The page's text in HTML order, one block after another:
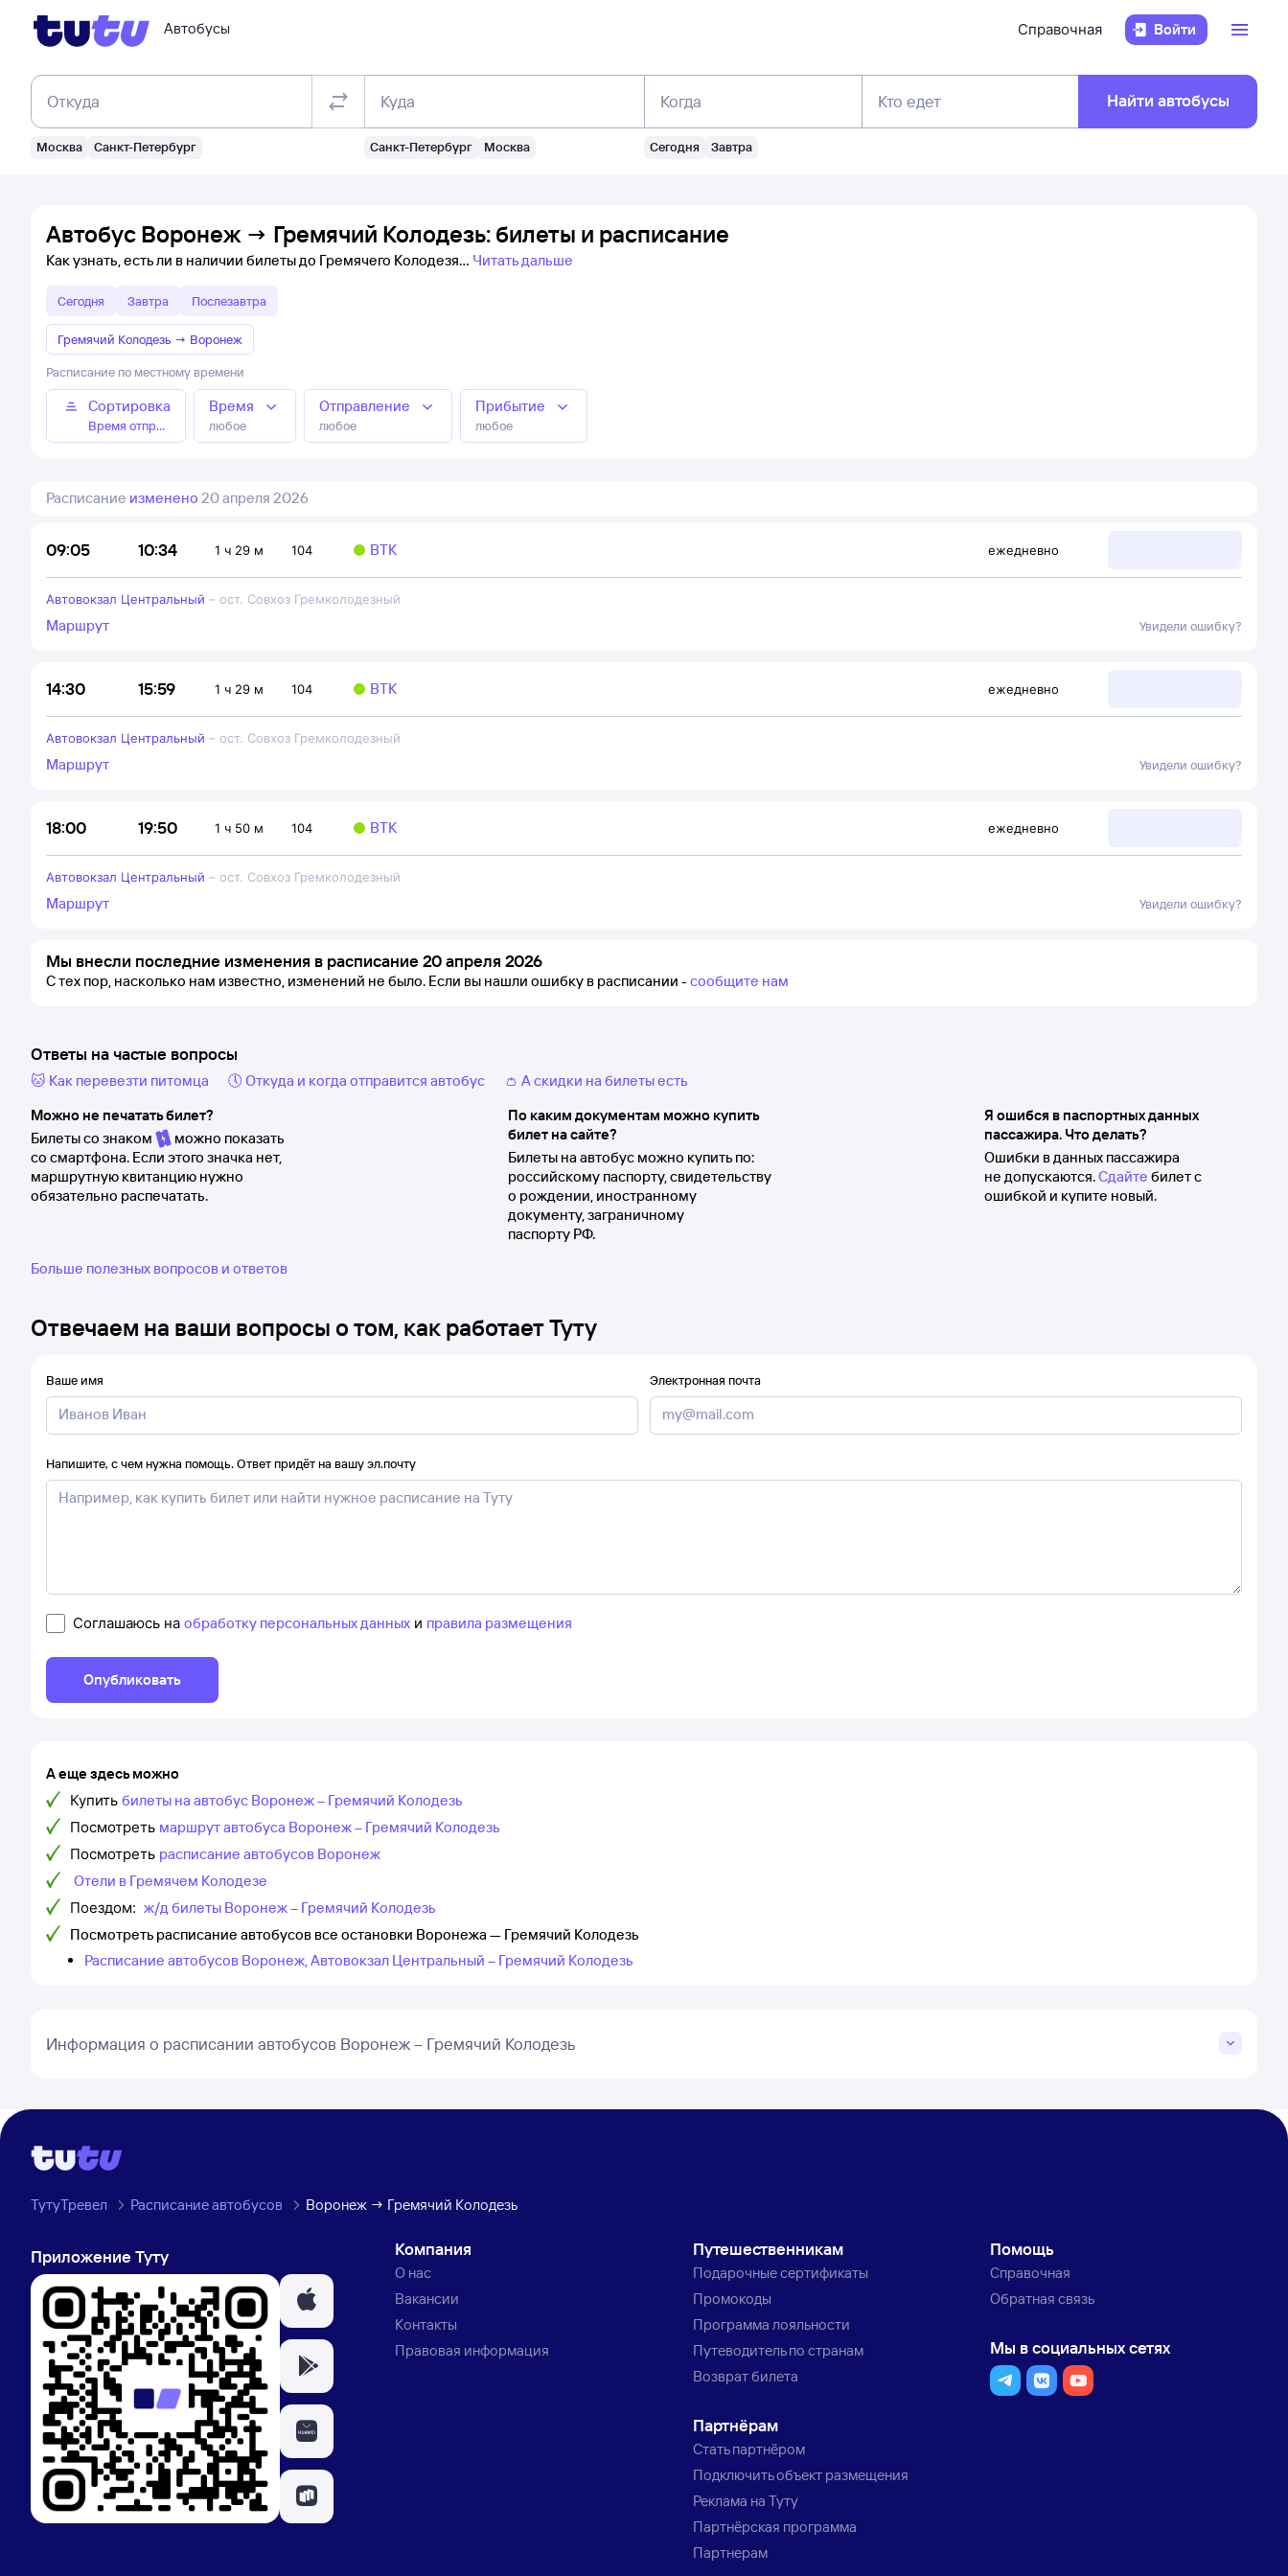
Автобусы Справочная Войти
Откуда
Москва Санкт-Петербург
Куда
Санкт-Петербург Москва
Когда
Сегодня Завтра
Кто едет Найти автобусы
Автобус Воронеж → Гремячий Колодезь: билеты и расписание
Как узнать, есть ли в наличии билеты до Гремячего Колодезя Читать дальше
Сегодня Завтра Послезавтра
Гремячий Колодезь → Воронеж
Расписание по местному времени
Сортировка
Время отправления
Время
любое
Отправление
любое
Прибытие
любое
Расписание изменено 20 апреля 2026
09:05 10:34 1 ч 29 м 104 ВТК ежедневно
Автовокзал Центральный – ост. Совхоз Гремколодезный
Маршрут Увидели ошибку?
14:30 15:59 1 ч 29 м 104 ВТК ежедневно
Автовокзал Центральный – ост. Совхоз Гремколодезный
Маршрут Увидели ошибку?
18:00 19:50 1 ч 50 м 104 ВТК ежедневно
Автовокзал Центральный – ост. Совхоз Гремколодезный
Маршрут Увидели ошибку?
Мы внесли последние изменения в расписание 20 апреля 2026
С тех пор, насколько нам известно, изменений не было. Если вы нашли ошибку в расписании -сообщите нам
Ответы на частые вопросы
🐱 Как перевезти питомца 🕔 Откуда и когда отправится автобус
👛 А скидки на билеты есть
Можно не печатать билет?
Билеты со знаком
можно показать
со смартфона. Если этого значка нет,
маршрутную квитанцию нужно
обязательно распечатать.
По каким документам можно купить
билет на сайте?
Билеты на автобус можно купить по:
российскому паспорту, свидетельству
о рождении, иностранному
документу, заграничному
паспорту РФ.
Я ошибся в паспортных данных
пассажира. Что делать?
Ошибки в данных пассажира
не допускаются.Сдайте билет с
ошибкой и купите новый.
Больше полезных вопросов и ответов
Отвечаем на ваши вопросы о том, как работает Туту
Ваше имя Электронная почта
Напишите, с чем нужна помощь. Ответ придёт на вашу эл.почту
Соглашаюсь на обработку персональных данных и правила размещения
Опубликовать
А еще здесь можно
Купить билеты на автобус Воронеж – Гремячий Колодезь
Посмотреть маршрут автобуса Воронеж – Гремячий Колодезь
Посмотреть расписание автобусов Воронеж
Отели в Гремячем Колодезе
Поездом: ж/д билеты Воронеж – Гремячий Колодезь
Посмотреть расписание автобусов все остановки Воронежа — Гремячий Колодезь
Расписание автобусов Воронеж, Автовокзал Центральный – Гремячий Колодезь
Информация о расписании автобусов Воронеж – Гремячий Колодезь
ТутуТревел Расписание автобусов Воронеж → Гремячий Колодезь
Приложение Туту Компания
О нас
Вакансии
Контакты
Правовая информация
Путешественникам
Подарочные сертификаты
Промокоды
Программа лояльности
Путеводитель по странам
Возврат билета
Партнёрам
Стать партнёром
Подключить объект размещения
Реклама на Туту
Партнёрская программа
Партнерам
Помощь
Справочная
Обратная связь
Мы в социальных сетях